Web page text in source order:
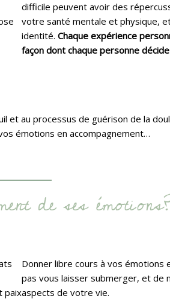
difficile peuvent avoir des
votre santé mentale et physique,
identité. Chaque expérience
façon dont chaque personne
au processus de guérison de la
émotions en accompagnement…
de ses
paix
Donner libre cours à vos
pas vous laisser submerger, et de
aspects de votre vie.